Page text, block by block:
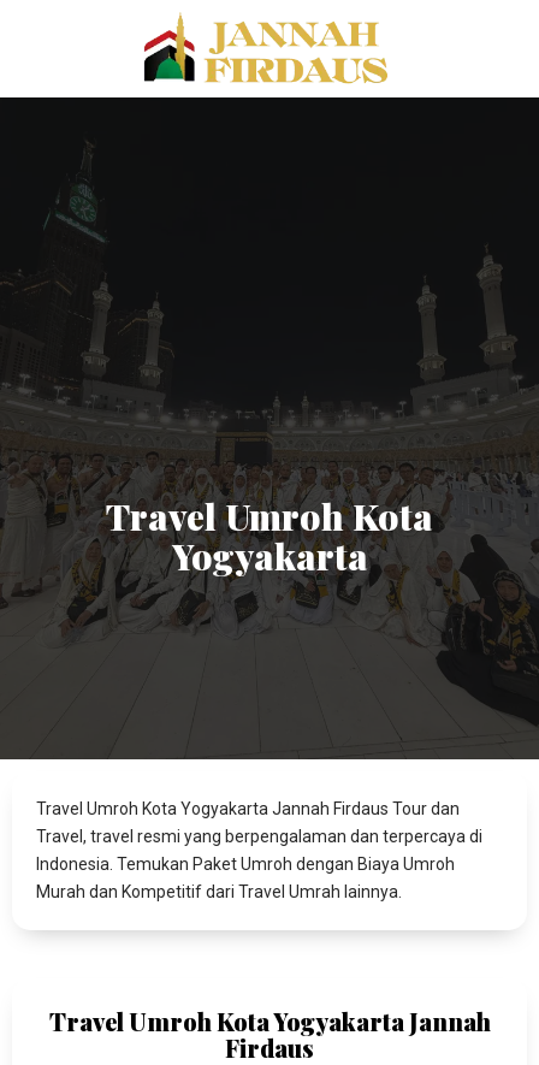
Travel Umroh Kota
Yogyakarta
Travel Umroh Kota Yogyakarta Jannah Firdaus Tour dan
Travel, travel resmi yang berpengalaman dan terpercaya di
Indonesia. Temukan Paket Umroh dengan Biaya Umroh
Murah dan Kompetitif dari Travel Umrah lainnya.
Travel Umroh Kota Yogyakarta Jannah
Firdaus